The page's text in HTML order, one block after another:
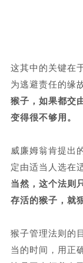
这其中的关键在
为逃避责任的缘
猴子，如果都交
变得很不够用。
威廉姆翁肯提出
定由适当人选在
当然，这个法则
存活的猴子，就
猴子管理法则的
当的时间，用正